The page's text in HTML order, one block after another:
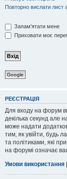
Повторно вислати лист
Запам'ятати мене
Приховати моє
Google
РЕЄСТРАЦІЯ
Для входу на форум
декілька секунд але
може надати
тим, як увійти, будь
та політиками, які
на форумі означає
Умови використання |